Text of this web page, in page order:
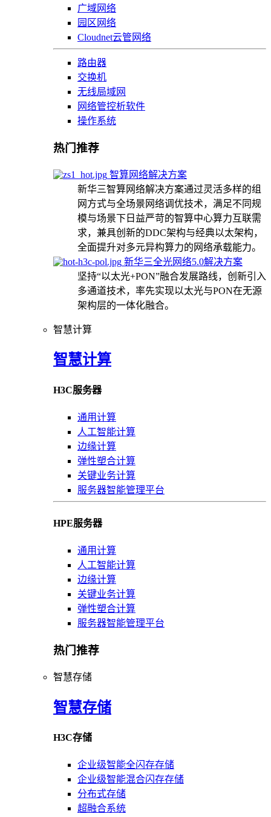
广域网络
园区网络
Cloudnet云管网络
路由器
交换机
无线局域网
网络管控析软件
操作系统
热门推荐
智算网络解决方案
新华三智算网络解决方案通过灵活多样的组
网方式与全场景网络调优技术，满足不同规
模与场景下日益严苛的智算中心算力互联需
求，兼具创新的DDC架构与经典以太架构，
全面提升对多元异构算力的网络承载能力。
新华三全光网络5.0解决方案
坚持“以太光+PON”融合发展路线，创新引入
多通道技术，率先实现以太光与PON在无源
架构层的一体化融合。
智慧计算
智慧计算
H3C服务器
通用计算
人工智能计算
边缘计算
弹性塑合计算
关键业务计算
服务器智能管理平台
HPE服务器
通用计算
人工智能计算
边缘计算
关键业务计算
弹性塑合计算
服务器智能管理平台
热门推荐
智慧存储
智慧存储
H3C存储
企业级智能全闪存存储
企业级智能混合闪存存储
分布式存储
超融合系统